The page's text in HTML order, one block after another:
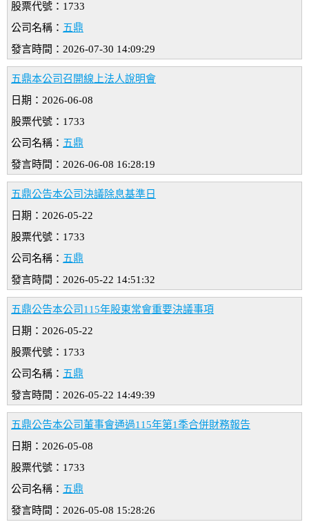
股票代號：1733
公司名稱： 五鼎
發言時間：2026-07-30 14:09:29
五鼎本公司召開線上法人說明會
日期：2026-06-08
股票代號：1733
公司名稱： 五鼎
發言時間：2026-06-08 16:28:19
五鼎公告本公司決議除息基準日
日期：2026-05-22
股票代號：1733
公司名稱： 五鼎
發言時間：2026-05-22 14:51:32
五鼎公告本公司115年股東常會重要決議事項
日期：2026-05-22
股票代號：1733
公司名稱： 五鼎
發言時間：2026-05-22 14:49:39
五鼎公告本公司董事會通過115年第1季合併財務報告
日期：2026-05-08
股票代號：1733
公司名稱： 五鼎
發言時間：2026-05-08 15:28:26